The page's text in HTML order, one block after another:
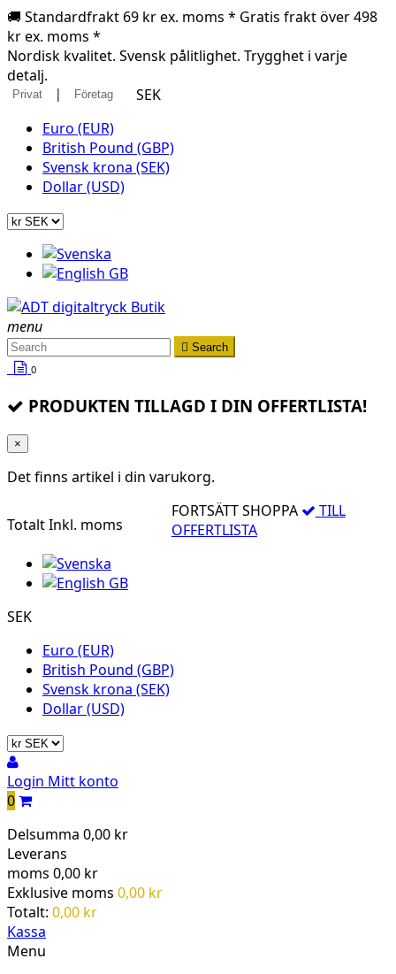
🚚 Standardfrakt 69 kr ex. moms * Gratis frakt över 498
kr ex. moms *
Nordisk kvalitet. Svensk pålitlighet. Trygghet i varje
detalj.
Privat | Företag
SEK
Euro (EUR)
British Pound (GBP)
Svensk krona (SEK)
Dollar (USD)
menu
 Search
0
PRODUKTEN TILLAGD I DIN OFFERTLISTA!
×
Det finns artikel i din varukorg.
TotaltInkl. moms
FORTSÄTT SHOPPA
TILL
OFFERTLISTA
SEK
Euro (EUR)
British Pound (GBP)
Svensk krona (SEK)
Dollar (USD)
Login Mitt konto
0
Delsumma 0,00 kr
Leverans
moms 0,00 kr
Exklusive moms 0,00 kr
Totalt: 0,00 kr
Kassa
Menu